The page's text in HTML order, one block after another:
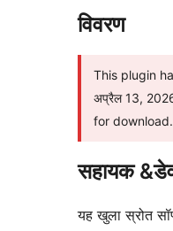
विवरण
This plugin
अप्रैल 13,
for download.
सहायक
यह खुला स्रोत